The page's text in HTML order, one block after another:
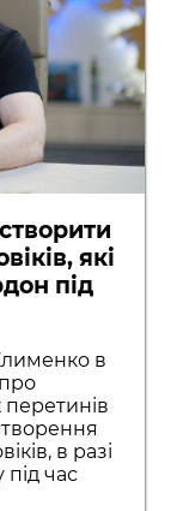
які
під
в
перетинів
в разі
час